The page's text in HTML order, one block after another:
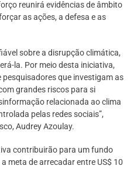
reunirá evidências de âmbito
as ações, a defesa e as
sobre a disrupção climática,
la. Por meio desta iniciativa,
que investigam as
grandes riscos para si
relacionada ao clima
pelas redes sociais”,
Audrey Azoulay.
contribuirão para um fundo
meta de arrecadar entre US$ 10